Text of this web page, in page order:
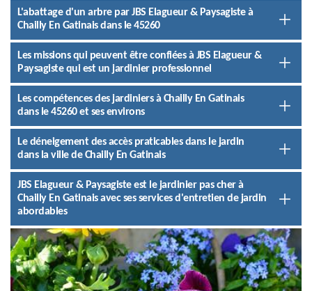
L'abattage d'un arbre par JBS Elagueur & Paysagiste à
Chailly En Gatinais dans le 45260
Les missions qui peuvent être confiées à JBS Elagueur &
Paysagiste qui est un jardinier professionnel
Les compétences des jardiniers à Chailly En Gatinais
dans le 45260 et ses environs
Le déneigement des accès praticables dans le jardin
dans la ville de Chailly En Gatinais
JBS Elagueur & Paysagiste est le jardinier pas cher à
Chailly En Gatinais avec ses services d'entretien de jardin
abordables